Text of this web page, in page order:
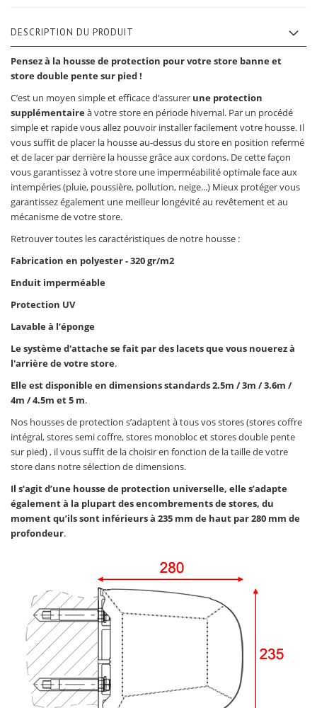
DESCRIPTION DU PRODUIT
Pensez à la housse de protection pour votre store banne et
store double pente sur pied !
C’est un moyen simple et efficace d’assurer une protection
supplémentaireà votre store en période hivernal. Par un procédé
simple et rapide vous allez pouvoir installer facilement votre housse. Il
vous suffit de placer la housse au-dessus du store en position refermé
et de lacer par derrière la housse grâce aux cordons. De cette façon
vous garantissez à votre store une imperméabilité optimale face aux
intempéries (pluie, poussière, pollution, neige...) Mieux protéger vous
garantissez également une meilleur longévité au revêtement et au
mécanisme de votre store.
Retrouver toutes les caractéristiques de notre housse :
Fabrication en polyester - 320 gr/m2
Enduit imperméable
Protection UV
Lavable à l’éponge
Le système d'attache se fait par des lacets que vous nouerez à
l'arrière de votre store.
Elle est disponible en dimensions standards 2.5m / 3m / 3.6m /
4m / 4.5m et 5 m.
Nos housses de protection s’adaptent à tous vos stores (stores coffre
intégral, stores semi coffre, stores monobloc et stores double pente
sur pied) , il vous suffit de la choisir en fonction de la taille de votre
store dans notre sélection de dimensions.
Il s’agit d’une housse de protection universelle, elle s’adapte
également à la plupart des encombrements de stores, du
moment qu’ils sont inférieurs à 235 mm de haut par 280 mm de
profondeur.